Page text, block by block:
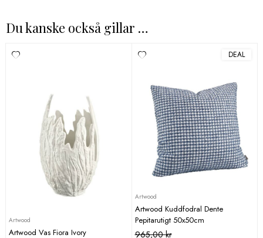
Du kanske också gillar …
Artwood
Artwood Vas Fiora Ivory
DEAL
Artwood
Artwood Kuddfodral Dente
Pepitarutigt 50x50cm
965,00kr
Det
Det